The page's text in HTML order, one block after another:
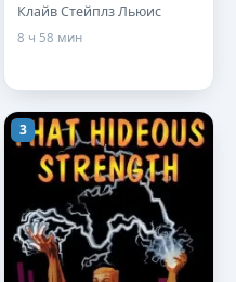
Клайв Стейплз Льюис
8 ч 58 мин
3